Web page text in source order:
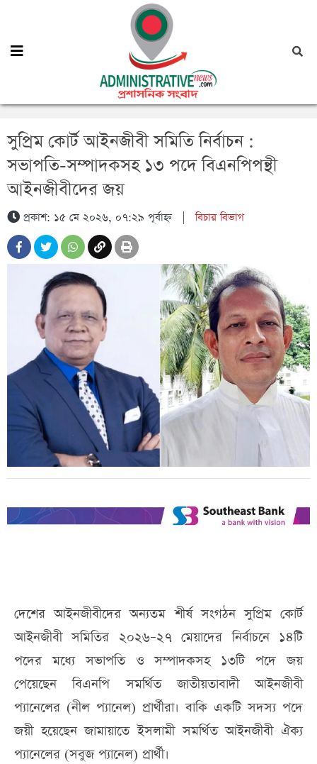
সুপ্রিম কোর্ট আইনজীবী সমিতি নির্বাচন :
সভাপতি-সম্পাদকসহ ১৩ পদে বিএনপিপন্থী
আইনজীবীদের জয়
প্রকাশ: ১৫ মে ২০২৬, ০৭:২৯ পূর্বাহ্ন|বিচার বিভাগ
দেশের আইনজীবীদের অন্যতম শীর্ষ সংগঠন সুপ্রিম কোর্ট
আইনজীবী সমিতির ২০২৬–২৭ মেয়াদের নির্বাচনে ১৪টি
পদের মধ্যে সভাপতি ও সম্পাদকসহ ১৩টি পদে জয়
পেয়েছেন বিএনপি সমর্থিত জাতীয়তাবাদী আইনজীবী
প্যানেলের (নীল প্যানেল) প্রার্থীরা। বাকি একটি সদস্য পদে
জয়ী হয়েছেন জামায়াতে ইসলামী সমর্থিত আইনজীবী ঐক্য
প্যানেলের (সবুজ প্যানেল) প্রার্থী।